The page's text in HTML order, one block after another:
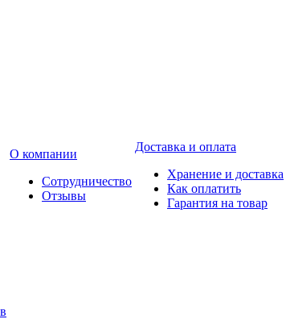
О компании
Сотрудничество
Отзывы
Доставка и оплата
Хранение и доставка
Как оплатить
Гарантия на товар